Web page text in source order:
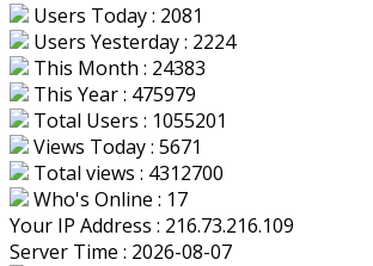
Users Today : 2081
Users Yesterday : 2224
This Month : 24383
This Year : 475979
Total Users : 1055201
Views Today : 5671
Total views : 4312700
Who's Online : 17
Your IP Address : 216.73.216.109
Server Time : 2026-08-07